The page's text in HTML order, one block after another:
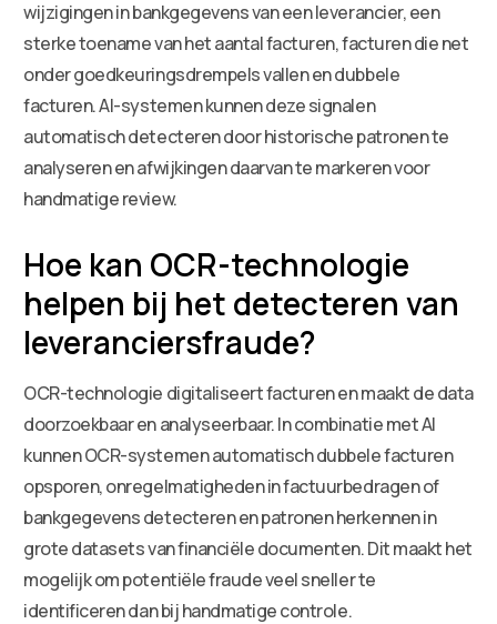
wijzigingen in bankgegevens van een leverancier, een
sterke toename van het aantal facturen, facturen die net
onder goedkeuringsdrempels vallen en dubbele
facturen. AI-systemen kunnen deze signalen
automatisch detecteren door historische patronen te
analyseren en afwijkingen daarvan te markeren voor
handmatige review.
Hoe kan OCR-technologie
helpen bij het detecteren van
leveranciersfraude?
OCR-technologie digitaliseert facturen en maakt de data
doorzoekbaar en analyseerbaar. In combinatie met AI
kunnen OCR-systemen automatisch dubbele facturen
opsporen, onregelmatigheden in factuurbedragen of
bankgegevens detecteren en patronen herkennen in
grote datasets van financiële documenten. Dit maakt het
mogelijk om potentiële fraude veel sneller te
identificeren dan bij handmatige controle.